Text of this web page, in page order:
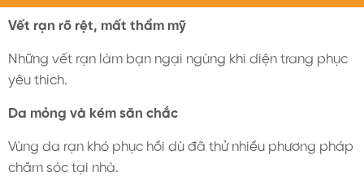
Vết rạn rõ rệt, mất thẩm mỹ
Những vết rạn làm bạn ngại ngùng khi diện trang phục
yêu thích.
Da mỏng và kém săn chắc
Vùng da rạn khó phục hồi dù đã thử nhiều phương pháp
chăm sóc tại nhà.